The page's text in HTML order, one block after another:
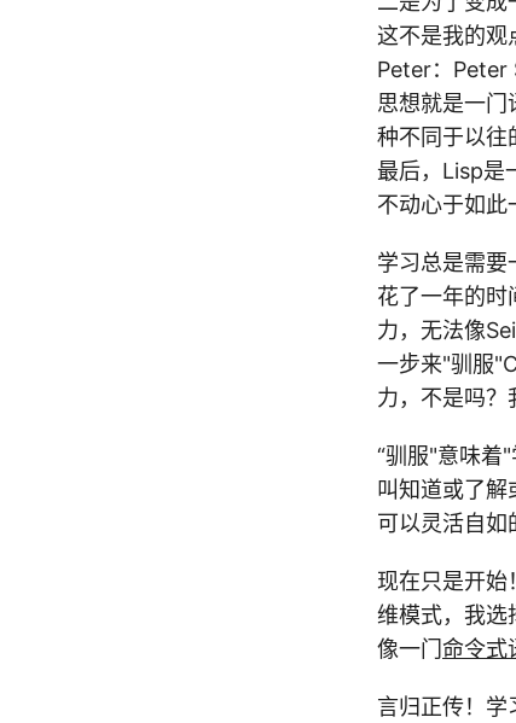
这不是我的观
Peter：Peter
思想就是一
种不同于以往
最后，Lisp是
不动心于如此
学习总是需
花了一年的
力，无法像
一步来"驯服
力，不是吗？
“驯服"意味着
叫知道或了解
可以灵活自如
现在只是开始
维模式，我选
像一门命令式
言归正传！学